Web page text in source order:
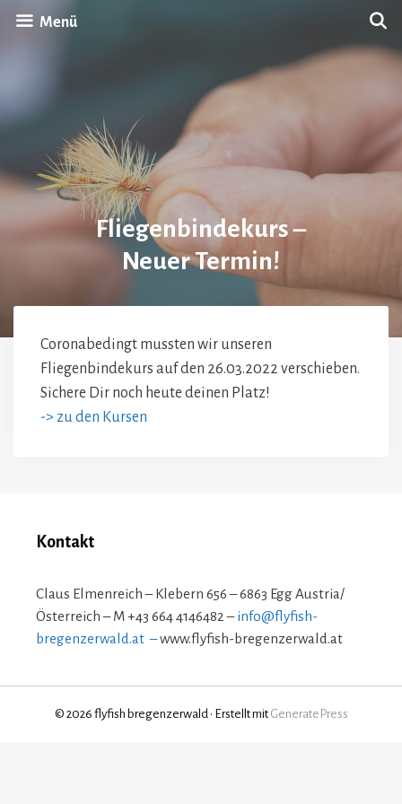
Zum
Menü
Fliegenbindekurs –
Neuer Termin!
Coronabedingt mussten wir unseren
Fliegenbindekurs auf den 26.03.2022 verschieben.
Sichere Dir noch heute deinen Platz!
-> zu den Kursen
Kontakt
Claus Elmenreich – Klebern 656 – 6863 Egg Austria/
Österreich – M +43 664 4146482 –info@flyfish-
bregenzerwald.at –www.flyfish-bregenzerwald.at
© 2026 flyfish bregenzerwald• Erstellt mit GeneratePress